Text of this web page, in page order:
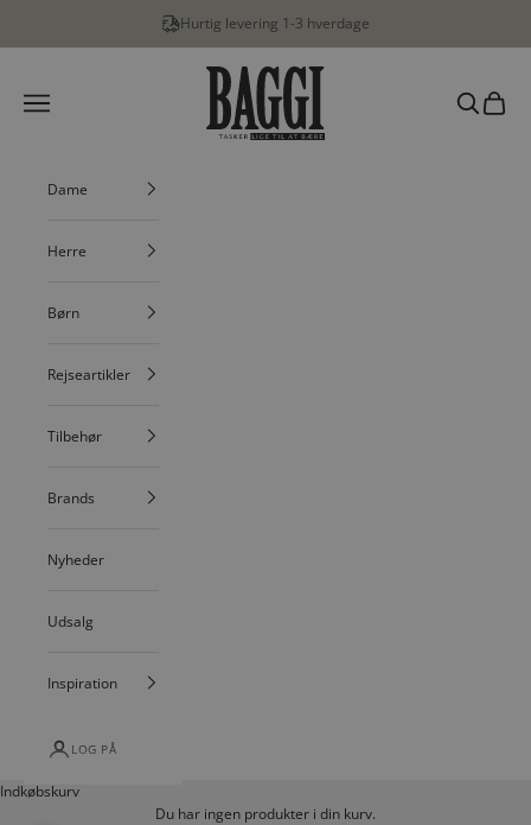
Hurtig levering 1-3 hverdage
BAGGI
Menu
Søg
Dame
Herre
Børn
Rejseartikler
Tilbehør
Brands
Nyheder
Udsalg
Inspiration
LOG PÅ
Indkøbskurv
Du har ingen produkter i din kurv.